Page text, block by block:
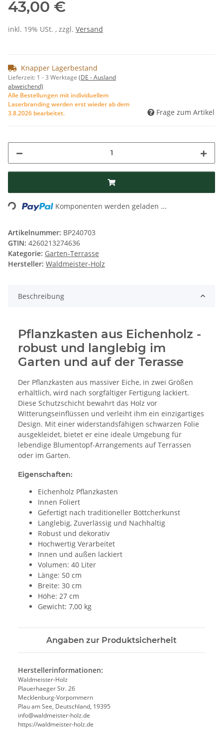
43,00 €
inkl. 19% USt. , zzgl. Versand
Knapper Lagerbestand
Lieferzeit: 1 - 3 Werktage (DE - Ausland
abweichend)
Alle Bestellungen mit individuellem
Laserbranding werden erst wieder ab dem
3.8.2026 bearbeitet.
Frage zum Artikel
Loading... Komponenten werden geladen ...
Artikelnummer: BP240703
GTIN: 4260213274636
Kategorie: Garten-Terrasse
Hersteller: Waldmeister-Holz
Beschreibung
Pflanzkasten aus Eichenholz -
robust und langlebig im
Garten und auf der Terasse
Der Pflanzkasten aus massiver Eiche, in zwei Größen
erhältlich, wird nach sorgfältiger Fertigung lackiert.
Diese Schutzschicht bewahrt das Holz vor
Witterungseinflüssen und verleiht ihm ein einzigartiges
Design. Mit einer widerstandsfähigen schwarzen Folie
ausgekleidet, bietet er eine ideale Umgebung für
lebendige Blumentopf-Arrangements auf Terrassen
oder im Garten.
Eigenschaften:
Eichenholz Pflanzkasten
Innen Foliert
Gefertigt nach traditioneller Böttcherkunst
Langlebig, Zuverlässig und Nachhaltig
Robust und dekorativ
Hochwertig Verarbeitet
Innen und außen lackiert
Volumen: 40 Liter
Länge: 50 cm
Breite: 30 cm
Höhe: 27 cm
Gewicht: 7,00 kg
Angaben zur Produktsicherheit
Herstellerinformationen:
Waldmeister-Holz
Plauerhaeger Str. 26
Mecklenburg-Vorpommern
Plau am See, Deutschland, 19395
info@waldmeister-holz.de
https://waldmeister-holz.de